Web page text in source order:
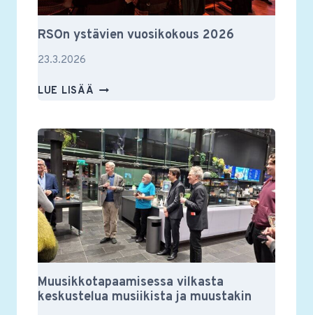
RSOn ystävien vuosikokous 2026
23.3.2026
LUE LISÄÄ RSON
2026
Muusikkotapaamisessa vilkasta
keskustelua musiikista ja muustakin